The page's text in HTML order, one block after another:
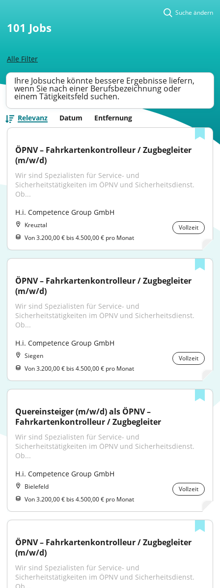
Alle Filter
Suche ändern
101 Jobs
Ihre Jobsuche könnte bessere Ergebnisse liefern,
wenn Sie nach einer Berufsbezeichnung oder
einem Tätigkeitsfeld suchen.
Relevanz Datum Entfernung
ÖPNV – Fahrkartenkontrolleur / Zugbegleiter
(m/w/d)
Wir sind Spezialisten für Service- und
Sicherheitstätigkeiten im ÖPNV und Sicherheitsdienst.
Ob...
H.i. Competence Group GmbH
Kreuztal
Vollzeit
Von 3.200,00 € bis 4.500,00 € pro Monat
ÖPNV – Fahrkartenkontrolleur / Zugbegleiter
(m/w/d)
Wir sind Spezialisten für Service- und
Sicherheitstätigkeiten im ÖPNV und Sicherheitsdienst.
Ob...
H.i. Competence Group GmbH
Siegen
Vollzeit
Von 3.200,00 € bis 4.500,00 € pro Monat
Quereinsteiger (m/w/d) als ÖPNV –
Fahrkartenkontrolleur / Zugbegleiter
Wir sind Spezialisten für Service- und
Sicherheitstätigkeiten im ÖPNV und Sicherheitsdienst.
Ob...
H.i. Competence Group GmbH
Bielefeld
Vollzeit
Von 3.200,00 € bis 4.500,00 € pro Monat
ÖPNV – Fahrkartenkontrolleur / Zugbegleiter
(m/w/d)
Wir sind Spezialisten für Service- und
Sicherheitstätigkeiten im ÖPNV und Sicherheitsdienst.